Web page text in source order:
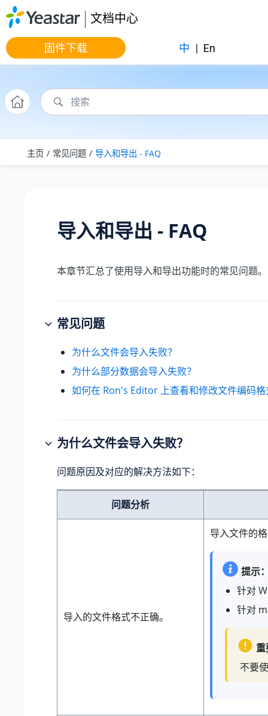
跳转到主要内容
文档中心
固件下载 中 | En
主页 常见问题 导入和导出 - FAQ
导入和导出 - FAQ
本章节汇总了使用导入和导出功能时的常见问题。
常见问题
为什么文件会导入失败？
为什么部分数据会导入失败？
如何在 Ron's Editor 上查看和修改文件编码格
为什么文件会导入失败？
问题原因及对应的解决方法如下：
问题分析
导入的文件格式不正确。
导入文件的
提示
针对
针对
不要